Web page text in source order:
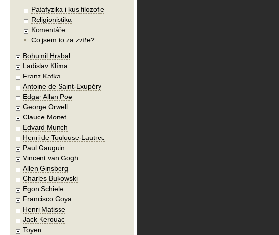
Patafyzika i kus filozofie
Religionistika
Komentáře
Co jsem to za zvíře?
Bohumil Hrabal
Ladislav Klíma
Franz Kafka
Antoine de Saint-Exupéry
Edgar Allan Poe
George Orwell
Claude Monet
Edvard Munch
Henri de Toulouse-Lautrec
Paul Gauguin
Vincent van Gogh
Allen Ginsberg
Charles Bukowski
Egon Schiele
Francisco Goya
Henri Matisse
Jack Kerouac
Toyen